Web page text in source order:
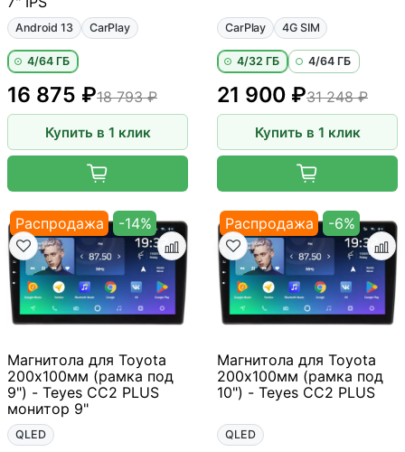
Android 13 CarPlay
4/64 ГБ
18 793 ₽
16 875 ₽
Купить в 1 клик
CarPlay 4G SIM
4/32 ГБ 4/64 ГБ
21 900 ₽31 248 ₽
Купить в 1 клик
Распродажа -14%
Магнитола для Toyota
200х100мм (рамка под
9") - Teyes CC2 PLUS
монитор 9"
QLED
Распродажа -6%
Магнитола для Toyota
200х100мм (рамка под
10") - Teyes CC2 PLUS
QLED